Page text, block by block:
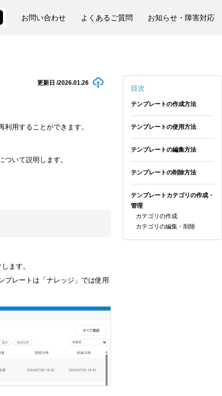
お問い合わせ よくあるご質問 お知らせ・障害対応
更新日 /2026.01.26
用することができます。
いて説明します。
ます。
レートは「ナレッジ」では使用
目次
テンプレートの作成方法
テンプレートの使用方法
テンプレートの編集方法
テンプレートの削除方法
テンプレートカテゴリの作成・
管理
カテゴリの作成
カテゴリの編集・削除